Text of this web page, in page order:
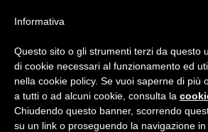
Home Premio Ricardo Oliveira 2018/19
2018/19
Tutto quanto occorre saper per votare
2018/19, solo su Milan Night!
Informativa
Questo sito o gli strumenti terzi da questo
di cookie necessari al funzionamento ed
nella cookie policy. Se vuoi saperne di più
a tutti o ad alcuni cookie, consulta la
Chiudendo questo banner, scorrendo
su un link o proseguendo la navigazione in